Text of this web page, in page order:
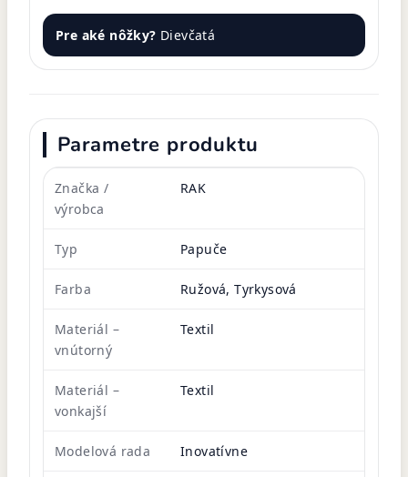
Pre aké nôžky? Dievčatá
Parametre produktu
Značka /
výrobca
RAK
Typ Papuče
Farba Ružová, Tyrkysová
Materiál –
vnútorný
Textil
Materiál –
vonkajší
Textil
Modelová rada Inovatívne